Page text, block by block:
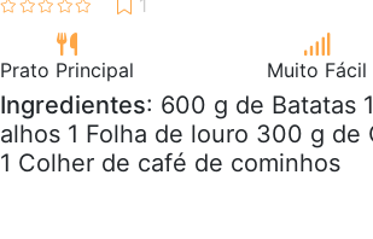
Prato Principal Muito Fácil
Ingredientes: 600 g de Batatas
alhos 1 Folha de louro 300 g
1 Colher de café de cominhos